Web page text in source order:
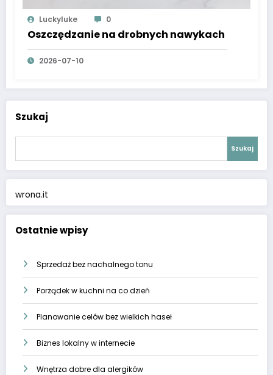
Luckyluke 0
Oszczędzanie na drobnych nawykach
2026-07-10
Szukaj
Szukaj
wrona.it
Ostatnie wpisy
Sprzedaż bez nachalnego tonu
Porządek w kuchni na co dzień
Planowanie celów bez wielkich haseł
Biznes lokalny w internecie
Wnętrza dobre dla alergików